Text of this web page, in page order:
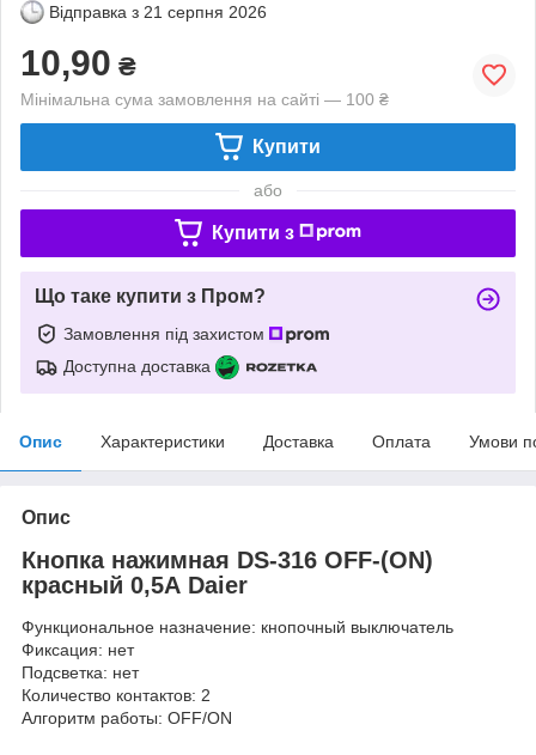
Відправка з 21 серпня 2026
10,90 ₴
Мінімальна сума замовлення на сайті — 100 ₴
Купити
або
Купити з
Що таке купити з Пром?
Замовлення під захистом
Доступна доставка
Опис Характеристики Доставка Оплата Умови
Опис
Кнопка нажимная DS-316 OFF-(ON)
красный 0,5А Daier
Функциональное назначение: кнопочный выключатель
Фиксация: нет
Подсветка: нет
Количество контактов: 2
Алгоритм работы: OFF/ON